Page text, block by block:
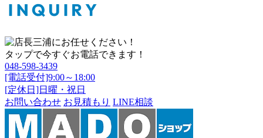
タップで今すぐお電話できます！
048-598-3439
[電話受付]9:00～18:00
[定休日]日曜・祝日
お問い合わせ お見積もり LINE相談